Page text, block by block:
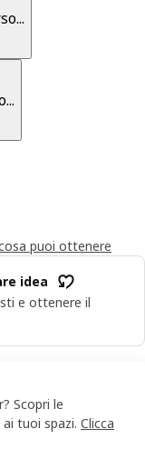
puoi ottenere
idea
e ottenere il
Scopri le
tuoi spazi. Clicca